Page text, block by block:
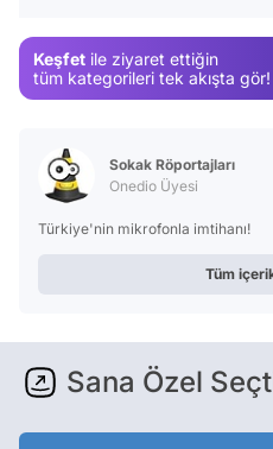
Keşfet ile ziyaret ettiğin
tüm kategorileri tek akışta gör!
Sokak Röportajları
Onedio Üyesi
Türkiye'nin mikrofonla imtihanı!
Tüm
Sana Özel